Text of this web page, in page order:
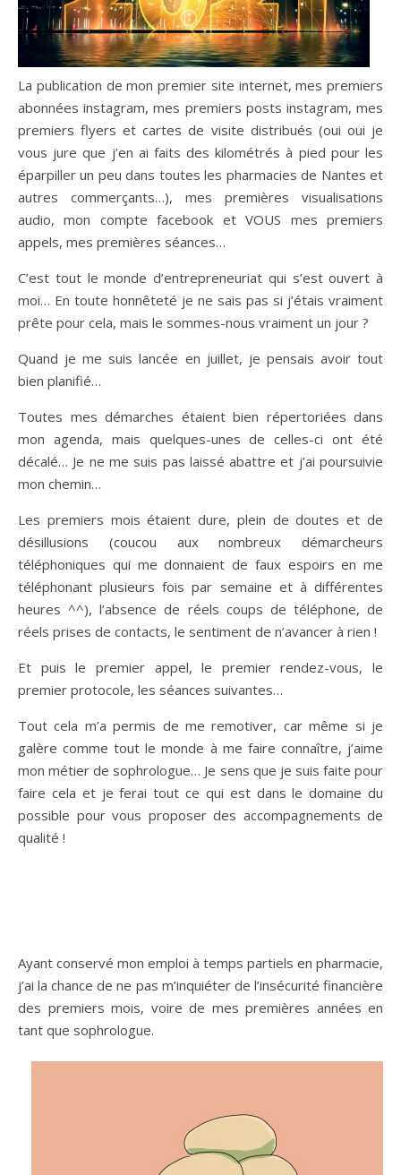
La publication de mon premier site internet, mes premiers
abonnées instagram, mes premiers posts instagram, mes
premiers flyers et cartes de visite distribués (oui oui je
vous jure que j’en ai faits des kilométrés à pied pour les
éparpiller un peu dans toutes les pharmacies de Nantes et
autres commerçants…), mes premières visualisations
audio, mon compte facebook et VOUS mes premiers
appels, mes premières séances…
C’est tout le monde d’entrepreneuriat qui s’est ouvert à
moi… En toute honnêteté je ne sais pas si j’étais vraiment
prête pour cela, mais le sommes-nous vraiment un jour ?
Quand je me suis lancée en juillet, je pensais avoir tout
bien planifié…
Toutes mes démarches étaient bien répertoriées dans
mon agenda, mais quelques-unes de celles-ci ont été
décalé… Je ne me suis pas laissé abattre et j’ai poursuivie
mon chemin…
Les premiers mois étaient dure, plein de doutes et de
désillusions (coucou aux nombreux démarcheurs
téléphoniques qui me donnaient de faux espoirs en me
téléphonant plusieurs fois par semaine et à différentes
heures ^^), l’absence de réels coups de téléphone, de
réels prises de contacts, le sentiment de n’avancer à rien !
Et puis le premier appel, le premier rendez-vous, le
premier protocole, les séances suivantes…
Tout cela m’a permis de me remotiver, car même si je
galère comme tout le monde à me faire connaître, j’aime
mon métier de sophrologue… Je sens que je suis faite pour
faire cela et je ferai tout ce qui est dans le domaine du
possible pour vous proposer des accompagnements de
qualité !
Ayant conservé mon emploi à temps partiels en pharmacie,
j’ai la chance de ne pas m’inquiéter de l’insécurité financière
des premiers mois, voire de mes premières années en
tant que sophrologue.